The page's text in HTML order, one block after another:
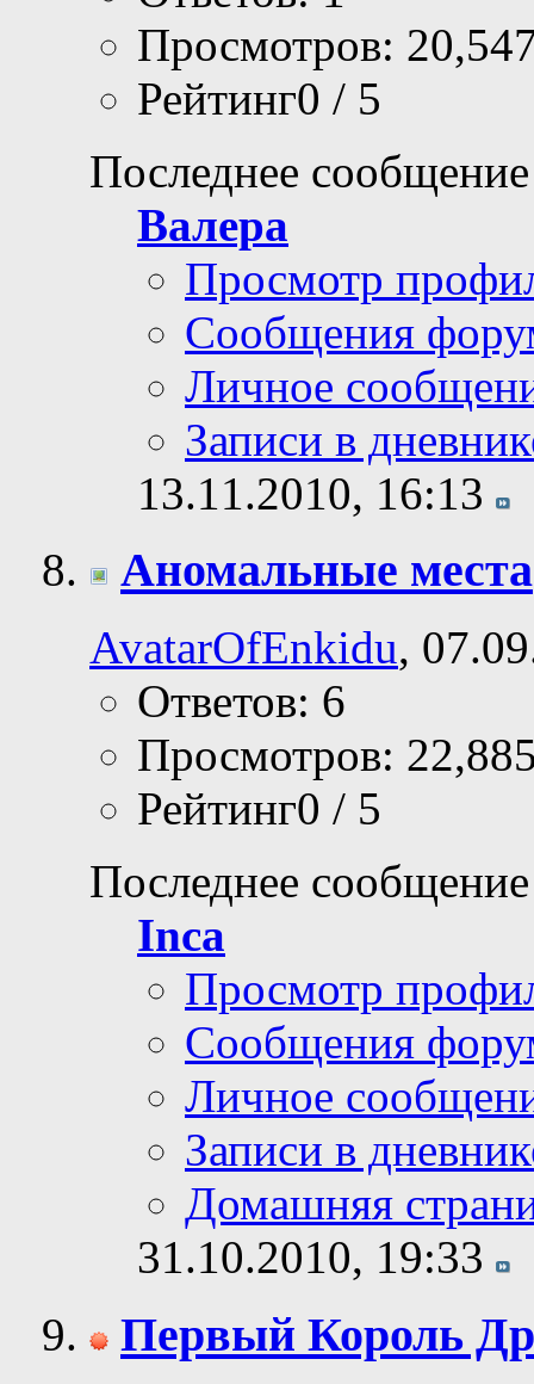
Просмотров:
Рейтинг0 / 5
Последнее
Валера
Просмотр
Сообщения
Личное
Записи в
13.11.2010, 16:13
Аномальные места
AvatarOfEnkidu,
Ответов: 6
Просмотров:
Рейтинг0 / 5
Последнее
Inca
Просмотр
Сообщения
Личное
Записи в
Домашняя
31.10.2010, 19:33
Первый Король